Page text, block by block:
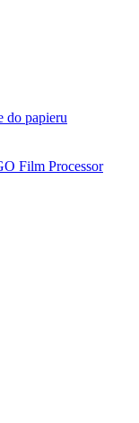
do papieru
Film Processor